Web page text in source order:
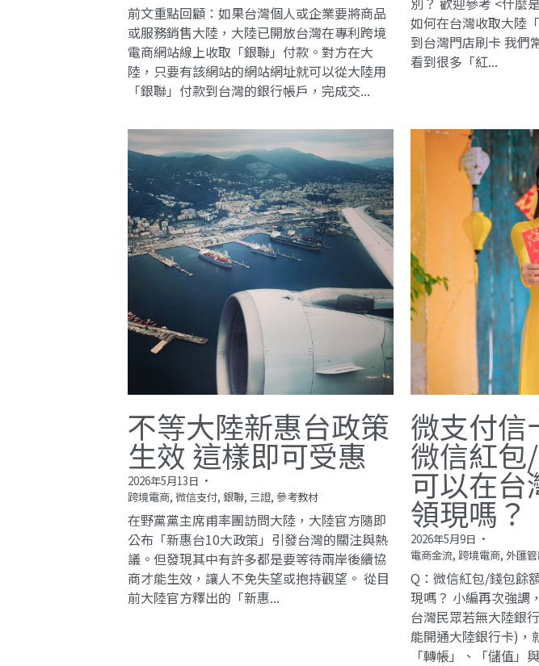
前文重點回顧：如果台灣個人或企業要將商品
或服務銷售大陸，大陸已開放台灣在專利跨境
電商網站線上收取「銀聯」付款。對方在大
陸，只要有該網站的網站網址就可以從大陸用
「銀聯」付款到台灣的銀行帳戶，完成交...
如何在台灣收取大陸
到台灣門店刷卡 我們
看到很多「紅...
不等大陸新惠台政策
生效 這樣即可受惠
2026年5月13日 ·
跨境電商, 微信支付, 銀聯, 三證, 參考教材
在野黨黨主席甫率團訪問大陸，大陸官方隨即
公布「新惠台10大政策」引發台灣的關注與熱
議。但發現其中有許多都是要等待兩岸後續協
商才能生效，讓人不免失望或抱持觀望。 從目
前大陸官方釋出的「新惠...
微支付信
微信紅包
可以在台
領現嗎？
2026年5月9日 ·
電商金流, 跨境電商, 外匯
Q：微信紅包/錢包餘
現嗎？ 小編再次強調
台灣民眾若無大陸銀
能開通大陸銀行卡)，
「轉帳」、「儲值」